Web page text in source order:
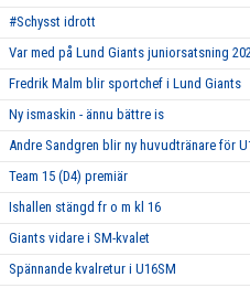
#Schysst idrott
Var med på Lund Giants juniorsatsning
Fredrik Malm blir sportchef i Lund Giants
Ny ismaskin - ännu bättre is
Andre Sandgren blir ny huvudtränare för
Team 15 (D4) premiär
Ishallen stängd fr o m kl 16
Giants vidare i SM-kvalet
Spännande kvalretur i U16SM